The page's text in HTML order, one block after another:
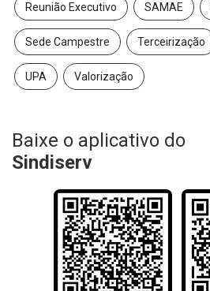
Reunião Executivo SAMAE
Sede Campestre Terceirização
UPA Valorização
Baixe o aplicativo do
Sindiserv